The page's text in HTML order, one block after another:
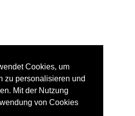
Cookies, um
zu personalisieren und
Mit der Nutzung
von Cookies